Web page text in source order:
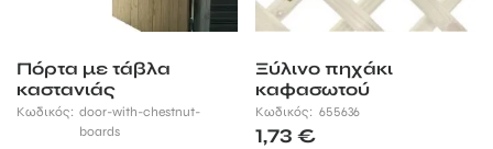
Πόρτα με τάβλα
καστανιάς
Κωδικός: door-with-chestnut-
boards
Ξύλινο πηχάκι
καφασωτού
Κωδικός:655636
1,73€